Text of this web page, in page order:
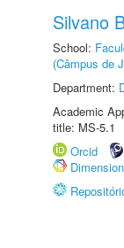
Silvano
School:
(Câmpus de
Department:
Academic
title: MS-5.1
Orcid